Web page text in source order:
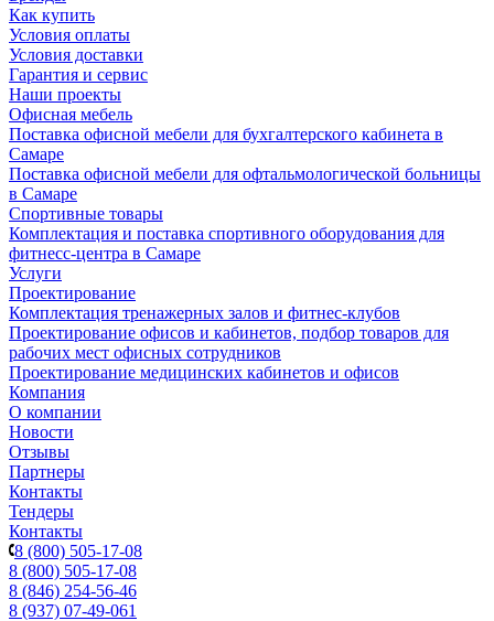
Как купить
Условия оплаты
Условия доставки
Гарантия и сервис
Наши проекты
Офисная мебель
Поставка офисной мебели для бухгалтерского кабинета в
Самаре
Поставка офисной мебели для офтальмологической больницы
в Самаре
Спортивные товары
Комплектация и поставка спортивного оборудования для
фитнесс-центра в Самаре
Услуги
Проектирование
Комплектация тренажерных залов и фитнес-клубов
Проектирование офисов и кабинетов, подбор товаров для
рабочих мест офисных сотрудников
Проектирование медицинских кабинетов и офисов
Компания
О компании
Новости
Отзывы
Партнеры
Контакты
Тендеры
Контакты
8 (800) 505-17-08
8 (800) 505-17-08
8 (846) 254-56-46
8 (937) 07-49-061